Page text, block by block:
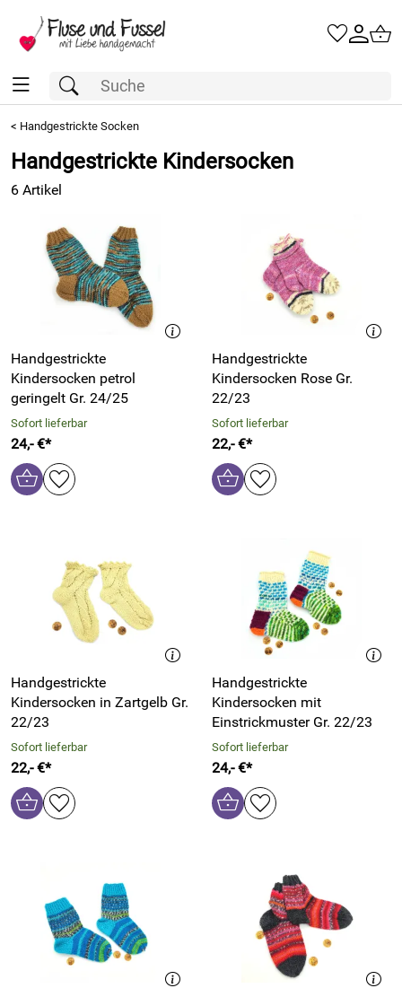
< Handgestrickte Socken
Handgestrickte Kindersocken
6 Artikel
Handgestrickte
Kindersocken petrol
geringelt Gr. 24/25
Sofort lieferbar
24,- €*
Handgestrickte
Kindersocken Rose Gr.
22/23
Sofort lieferbar
22,- €*
Handgestrickte
Kindersocken in Zartgelb Gr.
22/23
Sofort lieferbar
22,- €*
Handgestrickte
Kindersocken mit
Einstrickmuster Gr. 22/23
Sofort lieferbar
24,- €*